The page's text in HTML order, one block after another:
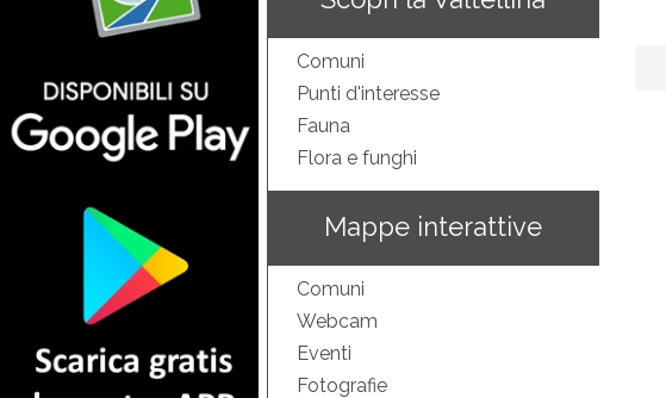
Comuni
Punti d'interesse
Fauna
Flora e funghi
Mappe interattive
Comuni
Webcam
Eventi
Fotografie